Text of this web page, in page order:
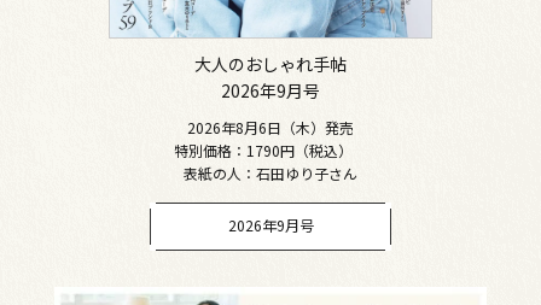
大人のおしゃれ手帖
2026年9月号
2026年8月6日（木）発売
特別価格：1790円（税込）
表紙の人：石田ゆり子さん
2026年9月号